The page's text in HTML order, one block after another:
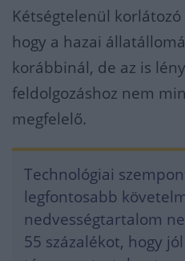
Kétségtelenül
hogy a hazai
korábbinál, de az is
feldolgozáshoz nem
megfelelő.
Technológiai
legfontosabb
nedvességtartalom
55 százalékot, hogy